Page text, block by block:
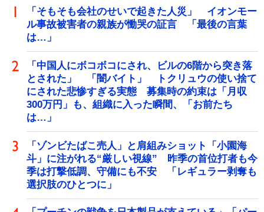
「そもそも会社のせいで起きた人災」 イオンモー
ル事故被害者の親族が慟哭の証言 「最後の言葉
は…」
「中国人にボコボコにされ、ビルの6階から突き落
とされた」 「闇バイト」 トクリュウの使い捨て
にされた悲惨すぎる実態 募集時の約束は「月収
300万円」も、組織に入った瞬間、「お前たち
は…」
「ゾンビたばこ売人」と肩組みショット「小園海
斗」に注がれる“厳しい視線” 昨季の首位打者も今
季は打撃低調、守備にも不安 「レギュラー剥奪も
選択肢のひとつに」